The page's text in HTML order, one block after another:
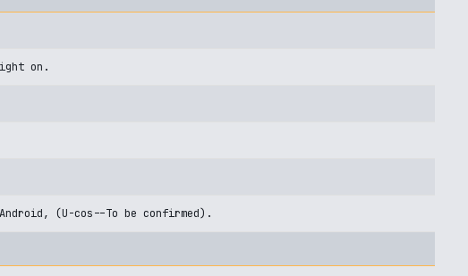
on.
(U-cos--To be confirmed).